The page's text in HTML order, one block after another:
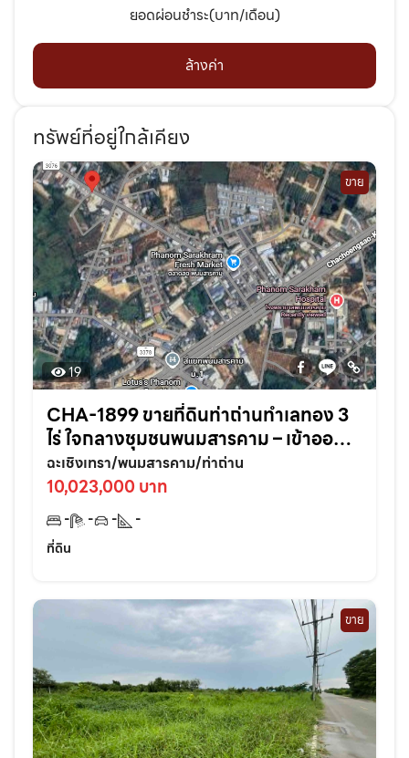
ยอดผ่อนชำระ(บาท/เดือน)
ล้างค่า
ทรัพย์ที่อยู่ใกล้เคียง
ขาย
19
CHA-1899 ขายที่ดินท่าถ่านทำเลทอง 3
ไร่ ใจกลางชุมชนพนมสารคาม – เข้าออก
สะดวก ใกล้ถนนใหญ่3076เพียง 70 เมตร
จ.ฉะเชิงเทรา
ฉะเชิงเทรา/พนมสารคาม/ท่าถ่าน
10,023,000 บาท
- - -
-
ที่ดิน
ขาย